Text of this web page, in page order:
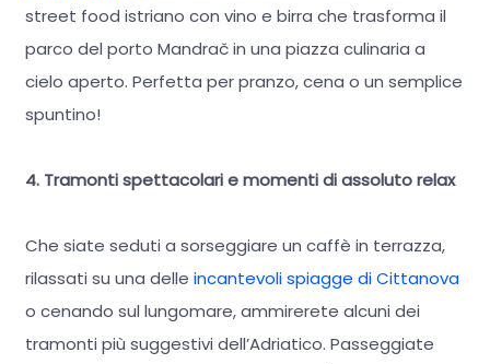
street food istriano con vino e birra che trasforma il
parco del porto Mandrač in una piazza culinaria a
cielo aperto. Perfetta per pranzo, cena o un semplice
spuntino!
4. Tramonti spettacolari e momenti di assoluto relax
Che siate seduti a sorseggiare un caffè in terrazza,
rilassati su una delle incantevoli spiagge di Cittanova
o cenando sul lungomare, ammirerete alcuni dei
tramonti più suggestivi dell’Adriatico. Passeggiate